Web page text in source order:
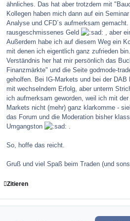
ähnliches. Das hat aber trotzdem mit
Kollegen haben mich dann auf ein
Analyse und CFD´s aufmerksam
rausgeschmissenes Geld
, aber
Außerdem habe ich auf diesem Weg ein
mit denen ich eigentlich ganz zufrieden
Verständnis her hat mir persönlich das
Finanzmärkte" und die Seite godmode-
geholfen. Bei IG-Markets und bei der
mit wechselndem Erfolg, aber unterm
ich aufmerksam geworden, weil ich mit
Markets nicht (mehr) ganz klarkomme -
das Forum und die Moderation bisher
Umgangston
.
So, hoffe das reicht.
Gruß und viel Spaß beim Traden (und
Zitieren